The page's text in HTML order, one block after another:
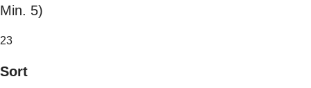
Min. 5)
23
Sort